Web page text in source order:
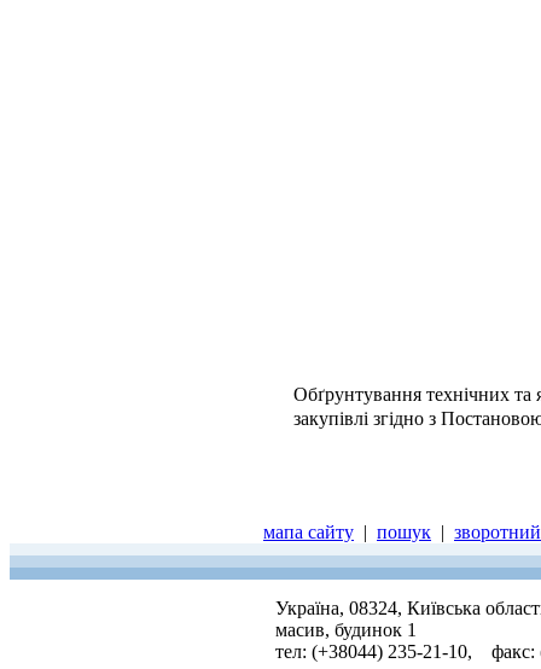
Обґрунтування технічних та
закупівлі згідно з
мапа сайту | пошук |
Україна, 08324, Київська
масив, будинок 1
тел: (+38044) 235-21-10, факс: